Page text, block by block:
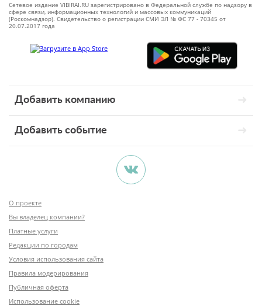
Сетевое издание VIBIRAI.RU зарегистрировано в Федеральной службе по надзору в
сфере связи, информационных технологий и массовых коммуникаций
(Роскомнадзор). Свидетельство о регистрации СМИ ЭЛ № ФС 77 - 70345 от
20.07.2017 года
Добавить компанию
Добавить событие
О проекте
Вы владелец компании?
Платные услуги
Редакции по городам
Условия использования сайта
Правила модерирования
Публичная оферта
Использование cookie